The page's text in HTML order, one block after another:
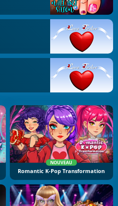
NOUVEAU
Romantic K-Pop Transformation